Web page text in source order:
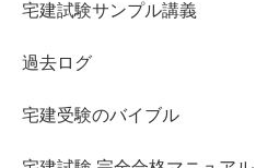
宅建試験サンプル講義
過去ログ
宅建受験のバイブル